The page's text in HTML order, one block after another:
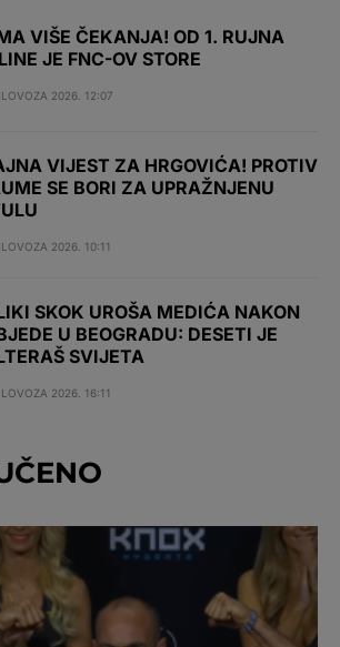
VIŠE ČEKANJA! OD 1. RUJNA
JE FNC-OV STORE
2026. 12:07
VIJEST ZA HRGOVIĆA! PROTIV
SE BORI ZA UPRAŽNJENU
2026. 10:11
SKOK UROŠA MEDIĆA NAKON
U BEOGRADU: DESETI JE
SVIJETA
2026. 16:11